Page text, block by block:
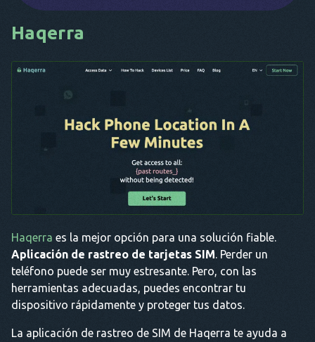
Haqerra
Haqerra es la mejor opción para una solución fiable.
Aplicación de rastreo de tarjetas SIM. Perder un
teléfono puede ser muy estresante. Pero, con las
herramientas adecuadas, puedes encontrar tu
dispositivo rápidamente y proteger tus datos.
La aplicación de rastreo de SIM de Haqerra te ayuda a